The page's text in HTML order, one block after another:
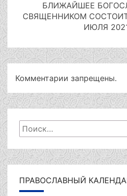
БЛИЖАЙШЕЕ
СВЯЩЕННИКОМ
ИЮЛЯ
Комментарии запрещены.
Искать:
ПРАВОСЛАВНЫЙ